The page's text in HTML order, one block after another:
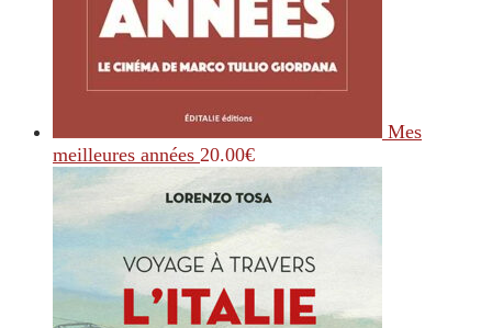
Mes
meilleures années 20.00€